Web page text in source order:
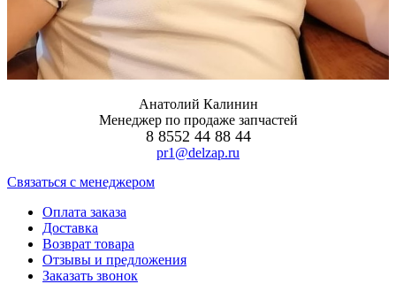
Анатолий Калинин
Менеджер по продаже запчастей
8 8552 44 88 44
pr1@delzap.ru
Cвязаться с менеджером
Оплата заказа
Доставка
Возврат товара
Отзывы и предложения
Заказать звонок